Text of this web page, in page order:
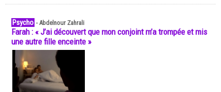
Psycho -Abdelnour Zahrali
Farah : « J’ai découvert que mon conjoint m’a trompée et mis
une autre fille enceinte »